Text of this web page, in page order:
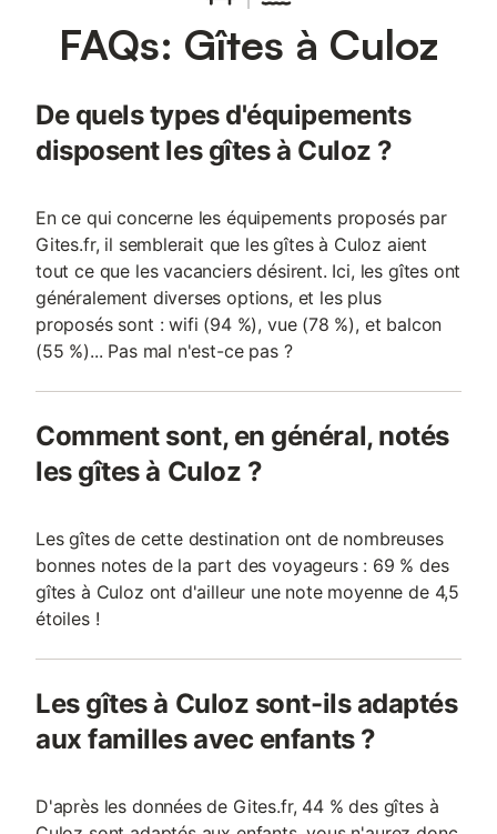
gracieusement fournis. 2 petits balcons au 2ème étage. Vous
pourrez faire de belles balades au Colombier, visiter Chanaz, Aix
les Bains, Chambéry, Annecy ou Genève. En été, vous avez le
FAQs: Gîtes à Culoz
De quels types d'équipements
disposent les gîtes à Culoz ?
En ce qui concerne les équipements proposés par
Gites.fr, il semblerait que les gîtes à Culoz aient
tout ce que les vacanciers désirent. Ici, les gîtes ont
généralement diverses options, et les plus
proposés sont : wifi (94 %), vue (78 %), et balcon
(55 %)... Pas mal n'est-ce pas ?
Comment sont, en général, notés
les gîtes à Culoz ?
Les gîtes de cette destination ont de nombreuses
bonnes notes de la part des voyageurs : 69 % des
gîtes à Culoz ont d'ailleur une note moyenne de 4,5
étoiles !
Les gîtes à Culoz sont-ils adaptés
aux familles avec enfants ?
D'après les données de Gites.fr, 44 % des gîtes à